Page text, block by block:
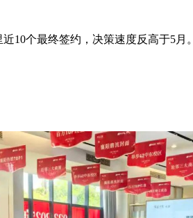
10个最终签约，决策速度反高于5月。